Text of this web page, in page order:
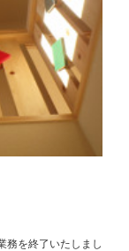
務を終了いたしまし